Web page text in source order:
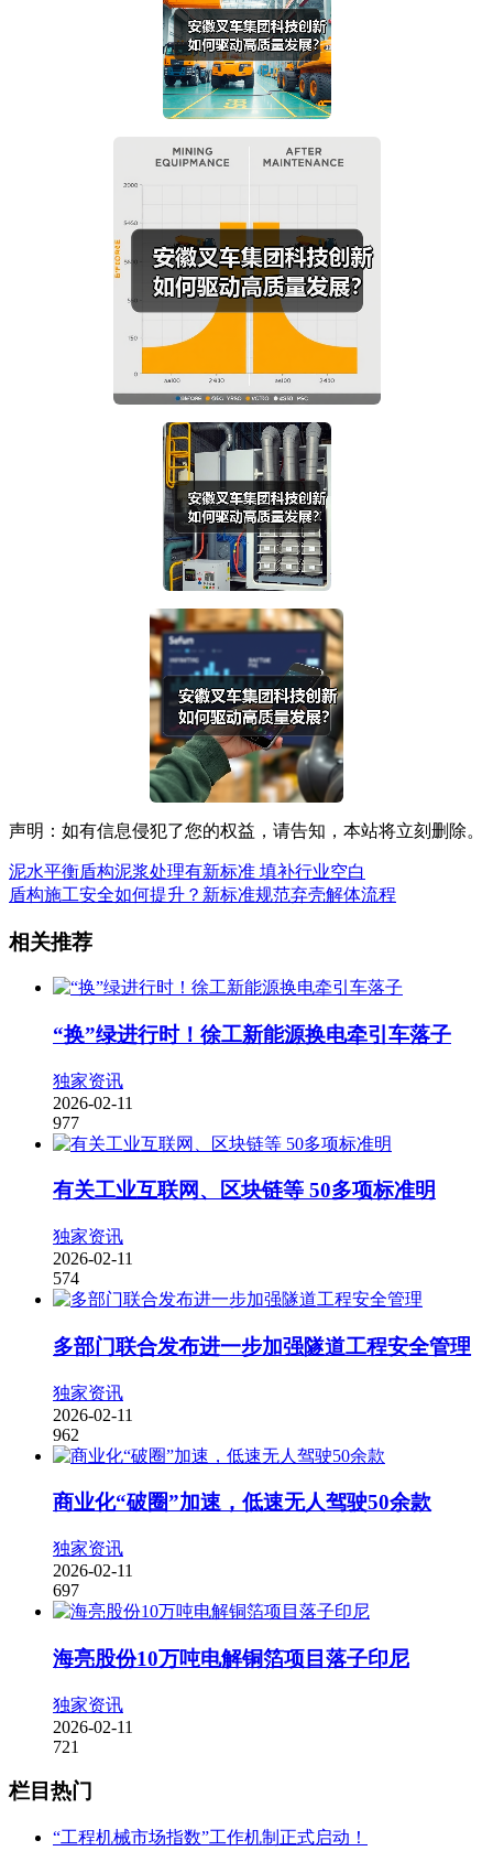
声明：如有信息侵犯了您的权益，请告知，本站将立刻删除。
泥水平衡盾构泥浆处理有新标准 填补行业空白
盾构施工安全如何提升？新标准规范弃壳解体流程
相关推荐
“换”绿进行时！徐工新能源换电牵引车落子
独家资讯
2026-02-11
977
有关工业互联网、区块链等 50多项标准明
独家资讯
2026-02-11
574
多部门联合发布进一步加强隧道工程安全管理
独家资讯
2026-02-11
962
商业化“破圈”加速，低速无人驾驶50余款
独家资讯
2026-02-11
697
海亮股份10万吨电解铜箔项目落子印尼
独家资讯
2026-02-11
721
栏目热门
“工程机械市场指数”工作机制正式启动！